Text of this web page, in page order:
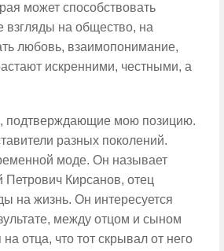
может способствовать
на общество, на
любовь, взаимопонимание,
искренними, честными, а
подтверждающие мою позицию.
разных поколений.
моде. Он называет
Кирсанов, отец
на жизнь. Он интересуется
между отцом и сыном
отца, что тот скрывал от него